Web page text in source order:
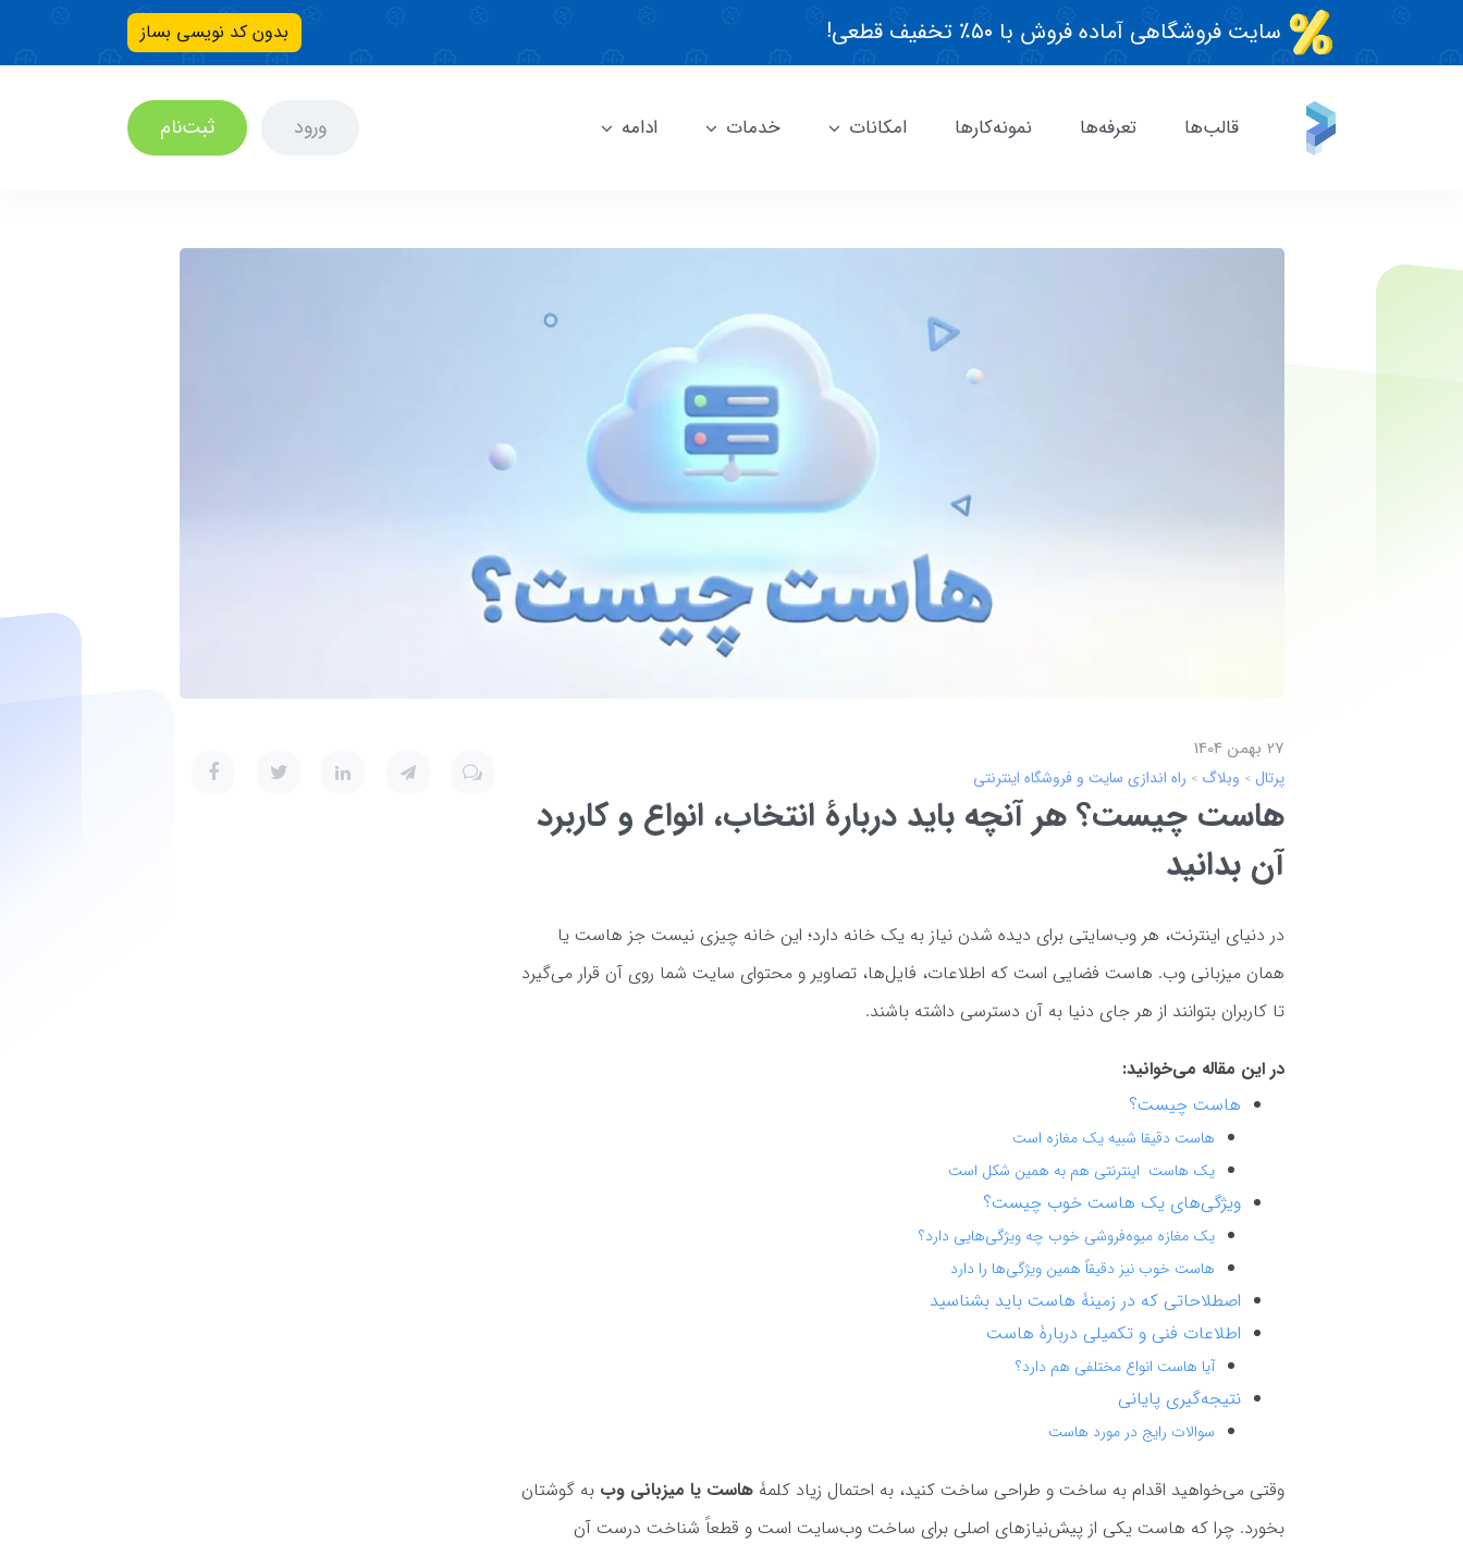
سایت فروشگاهی آماده فروش با ۵۰٪ تخفیف قطعی! بدون کد نویسی بساز
قالب‌ها تعرفه‌ها نمونه‌کارها امکانات خدمات ادامه ورود ثبت‌نام
27 بهمن 1404
پرتال وبلاگ راه اندازی سایت و فروشگاه اینترنتی
هاست چیست؟ هر آنچه باید دربارۀ انتخاب، انواع و کاربرد
آن بدانید
در دنیای اینترنت، هر وب‌سایتی برای دیده شدن نیاز به یک خانه دارد؛ این خانه چیزی نیست جز هاست یا
همان میزبانی وب. هاست فضایی است که اطلاعات، فایل‌ها، تصاویر و محتوای سایت شما روی آن قرار می‌گیرد
تا کاربران بتوانند از هر جای دنیا به آن دسترسی داشته باشند.
در این مقاله می‌خوانید:
هاست چیست؟
هاست دقیقا شبیه یک مغازه است
یک هاست اینترنتی هم به همین شکل است
ویژگی‌های یک هاست خوب چیست؟
یک مغازه میوه‌فروشی خوب چه ویژگی‌هایی دارد؟
هاست خوب نیز دقیقاً همین ویژگی‌ها را دارد
اصطلاحاتی که در زمینۀ هاست باید بشناسید
اطلاعات فنی و تکمیلی دربارۀ هاست
آیا هاست انواع مختلفی هم دارد؟
نتیجه‌گیری پایانی
سوالات رایج در مورد هاست
وقتی می‌خواهید اقدام به ساخت و طراحی ساخت کنید، به احتمال زیاد کلمۀهاست یا میزبانی وب به گوشتان
بخورد. چرا که هاست یکی از پیش‌نیاز‌های اصلی برای ساخت وب‌سایت است و قطعاً شناخت درست آن